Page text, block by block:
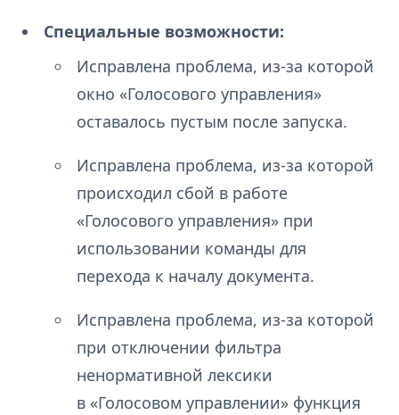
Специальные возможности:
Исправлена проблема, из-за которой
окно «Голосового управления»
оставалось пустым после запуска.
Исправлена проблема, из-за которой
происходил сбой в работе
«Голосового управления» при
использовании команды для
перехода к началу документа.
Исправлена проблема, из-за которой
при отключении фильтра
ненормативной лексики
в «Голосовом управлении» функция